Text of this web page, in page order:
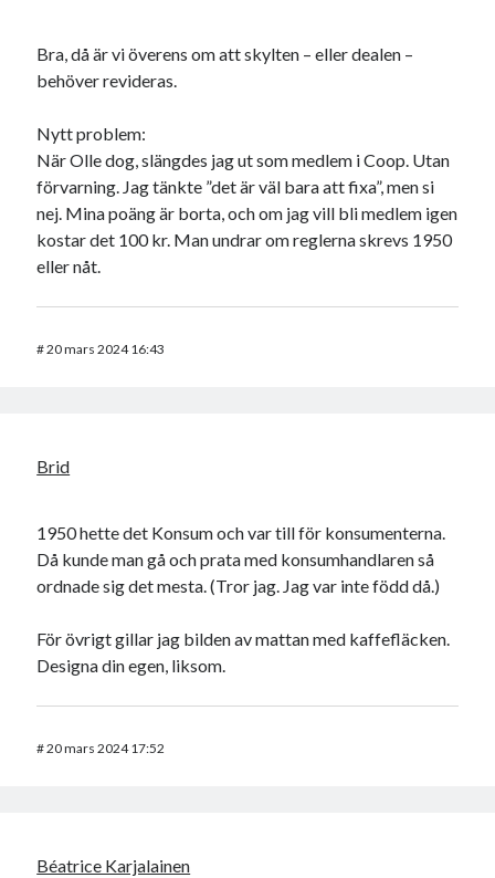
Bra, då är vi överens om att skylten – eller dealen –
behöver revideras.
Nytt problem:
När Olle dog, slängdes jag ut som medlem i Coop. Utan
förvarning. Jag tänkte ”det är väl bara att fixa”, men si
nej. Mina poäng är borta, och om jag vill bli medlem igen
kostar det 100 kr. Man undrar om reglerna skrevs 1950
eller nåt.
#20 mars 2024 16:43
Brid
1950 hette det Konsum och var till för konsumenterna.
Då kunde man gå och prata med konsumhandlaren så
ordnade sig det mesta. (Tror jag. Jag var inte född då.)
För övrigt gillar jag bilden av mattan med kaffefläcken.
Designa din egen, liksom.
#20 mars 2024 17:52
Béatrice Karjalainen